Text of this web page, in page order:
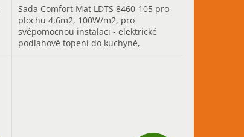
Sada Comfort Mat LDTS 8460-105 pro
plochu 4,6m2, 100W/m2, pro
svépomocnou instalaci - elektrické
podlahové topení do kuchyně,